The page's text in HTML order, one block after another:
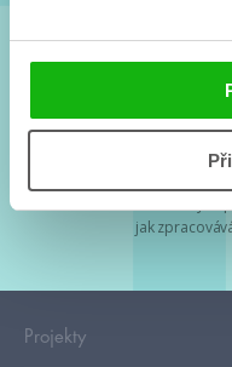
Souhlasím s
Tvá e-mailová adresa je
jak
Projekty